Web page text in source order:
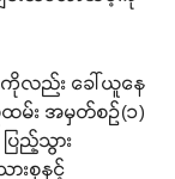
ကိုလည်း ခေါ်ယူ‌နေ
ထမ်း အမှတ်စဉ်(၁)
ည့်သွား
ားစုနှင့်